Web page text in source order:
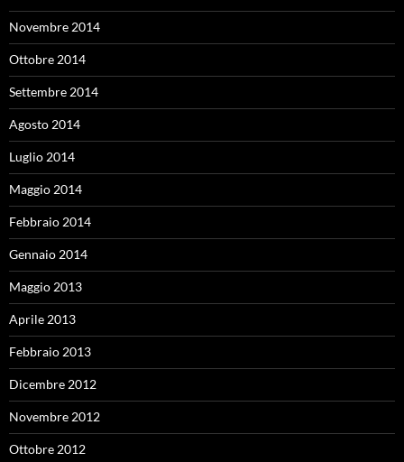
Novembre 2014
Ottobre 2014
Settembre 2014
Agosto 2014
Luglio 2014
Maggio 2014
Febbraio 2014
Gennaio 2014
Maggio 2013
Aprile 2013
Febbraio 2013
Dicembre 2012
Novembre 2012
Ottobre 2012